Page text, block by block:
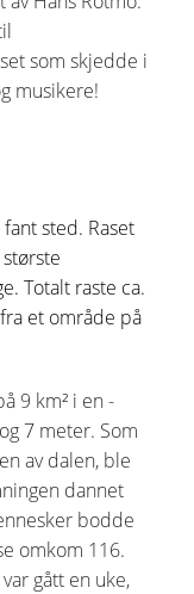
som skjedde i
musikere!
sted. Raset
Totalt raste ca.
et område på
9 km² i en
7 meter. Som
av dalen, ble
dannet
bodde
omkom 116.
gått en uke,